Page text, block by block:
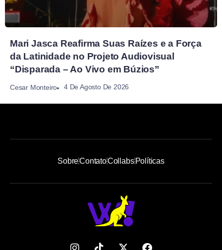
Mari Jasca Reafirma Suas Raízes e a Força
da Latinidade no Projeto Audiovisual
“Disparada – Ao Vivo em Búzios”
Cesar Monteiro 4 De Agosto De 2026
SobreContatoCollabsPolíticas